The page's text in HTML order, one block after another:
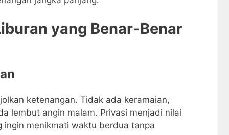
yang Benar-Benar
ketenangan. Tidak ada keramaian,
lembut angin malam. Privasi menjadi nilai
ingin menikmati waktu berdua tanpa